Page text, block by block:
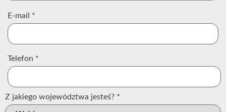
E-mail *
Telefon *
Z jakiego województwa jesteś? *